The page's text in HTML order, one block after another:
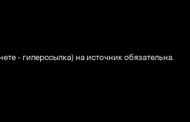
- гиперссылка) на источник обязательна.